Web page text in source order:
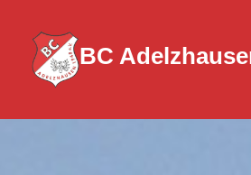
Inhalt
springen
BC